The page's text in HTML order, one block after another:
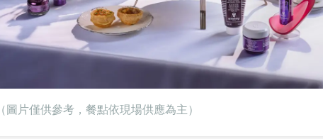
（圖片僅供參考，餐點依現場供應為主）